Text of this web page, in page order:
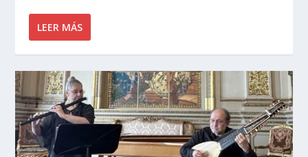
LEER MÁS